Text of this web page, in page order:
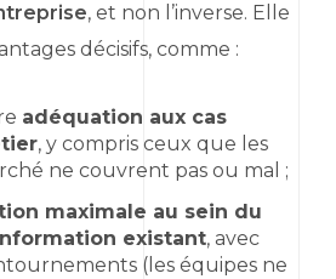
, et non l’inverse. Elle
décisifs, comme :
adéquation aux cas
, y compris ceux que les
ne couvrent pas ou mal ;
maximale au sein du
existant, avec
(les équipes ne